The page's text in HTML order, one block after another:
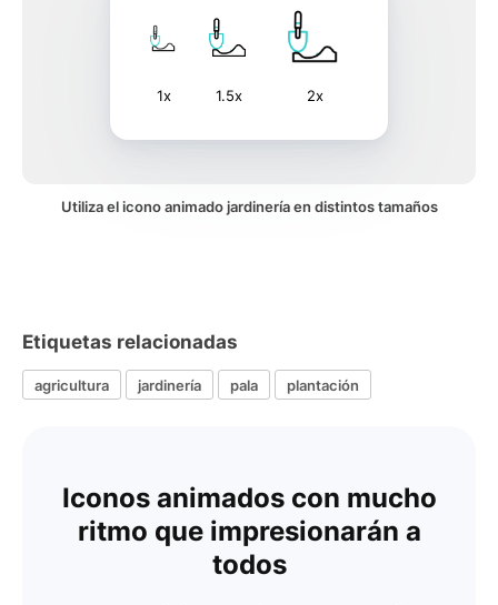
1x 1.5x 2x
Utiliza el icono animado jardinería en distintos tamaños
Etiquetas relacionadas
agricultura jardinería pala plantación
Iconos animados con mucho
ritmo que impresionarán a
todos